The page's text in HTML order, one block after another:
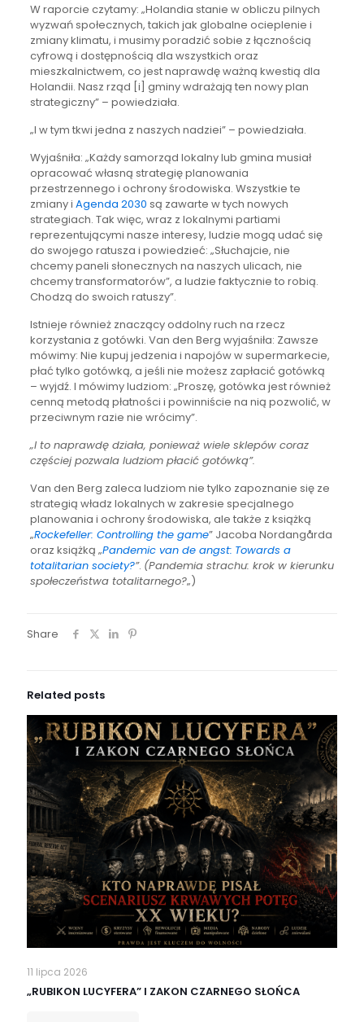
W raporcie czytamy: „Holandia stanie w obliczu pilnych
wyzwań społecznych, takich jak globalne ocieplenie i
zmiany klimatu, i musimy poradzić sobie z łącznością
cyfrową i dostępnością dla wszystkich oraz
mieszkalnictwem, co jest naprawdę ważną kwestią dla
Holandii. Nasz rząd [i] gminy wdrażają ten nowy plan
strategiczny” – powiedziała.
„I w tym tkwi jedna z naszych nadziei” – powiedziała.
Wyjaśniła: „Każdy samorząd lokalny lub gmina musiał
opracować własną strategię planowania
przestrzennego i ochrony środowiska. Wszystkie te
zmiany i Agenda 2030 są zawarte w tych nowych
strategiach. Tak więc, wraz z lokalnymi partiami
reprezentującymi nasze interesy, ludzie mogą udać się
do swojego ratusza i powiedzieć: „Słuchajcie, nie
chcemy paneli słonecznych na naszych ulicach, nie
chcemy transformatorów”, a ludzie faktycznie to robią.
Chodzą do swoich ratuszy”.
Istnieje również znaczący oddolny ruch na rzecz
korzystania z gotówki. Van den Berg wyjaśniła: Zawsze
mówimy: Nie kupuj jedzenia i napojów w supermarkecie,
płać tylko gotówką, a jeśli nie możesz zapłacić gotówką
– wyjdź. I mówimy ludziom: „Proszę, gotówka jest również
cenną metodą płatności i powinniście na nią pozwolić, w
przeciwnym razie nie wrócimy”.
„I to naprawdę działa, ponieważ wiele sklepów coraz
częściej pozwala ludziom płacić gotówką”.
Van den Berg zaleca ludziom nie tylko zapoznanie się ze
strategią władz lokalnych w zakresie specjalnego
planowania i ochrony środowiska, ale także z książką
„Rockefeller: Controlling the game” Jacoba Nordangårda
oraz książką „Pandemic van de angst: Towards a
totalitarian society?”. (Pandemia strachu: krok w kierunku
społeczeństwa totalitarnego?„)
Share
Related posts
11 lipca 2026
„RUBIKON LUCYFERA” I ZAKON CZARNEGO SŁOŃCA